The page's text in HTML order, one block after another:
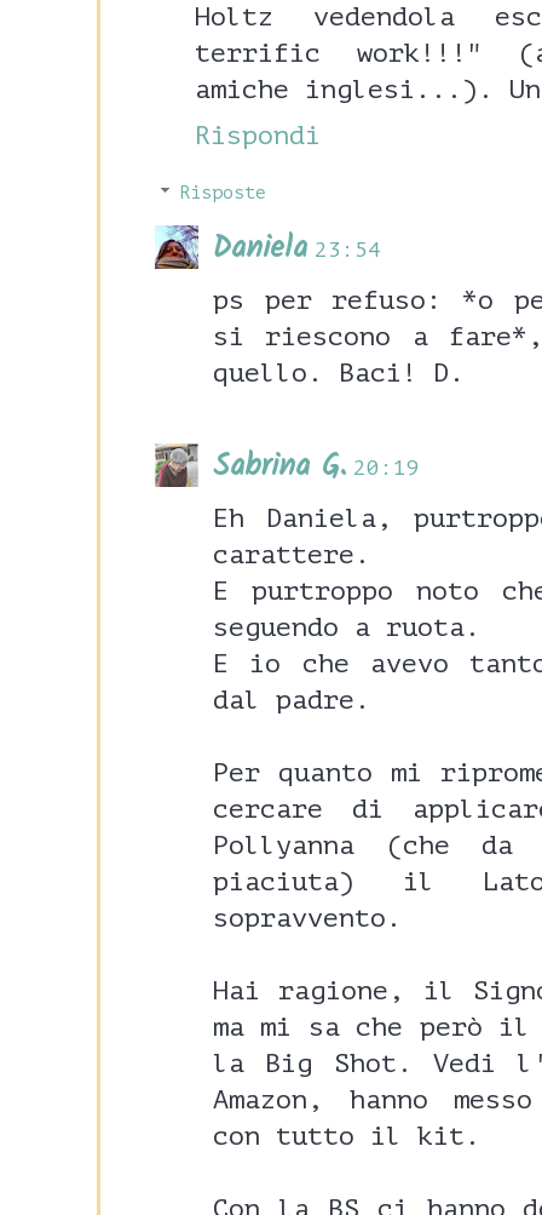
Holtz vedendola
terrific work!!!"
amiche inglesi...).
Rispondi
Risposte
Daniela 23:54
ps per refuso: *o
si riescono a fare*,
quello. Baci! D.
Sabrina G. 20:19
Eh Daniela,
carattere.
E purtroppo noto
seguendo a ruota.
E io che avevo
dal padre.
Per quanto mi
cercare di
Pollyanna (che
piaciuta) il
sopravvento.
Hai ragione, il
ma mi sa che però il
la Big Shot. Vedi
Amazon, hanno
con tutto il kit.
Con la BS ci hanno